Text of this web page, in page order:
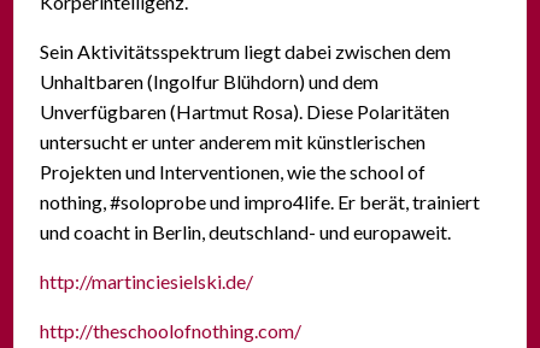
Sein Aktivitätsspektrum liegt dabei zwischen dem
Unhaltbaren (Ingolfur Blühdorn) und dem
Unverfügbaren (Hartmut Rosa). Diese Polaritäten
untersucht er unter anderem mit künstlerischen
Projekten und Interventionen, wie the school of
nothing, #soloprobe und impro4life. Er berät, trainiert
und coacht in Berlin, deutschland- und europaweit.
http://martinciesielski.de/
http://theschoolofnothing.com/